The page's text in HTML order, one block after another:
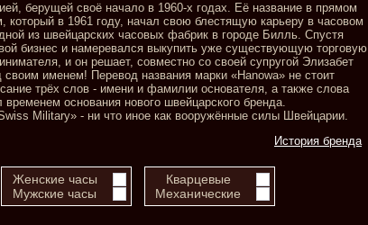
берущей своё начало в 1960-х годах. Её название в прямом
в 1961 году, начал свою блестящую карьеру в часовом
из швейцарских часовых фабрик в городе Билль. Спустя
бизнес и намеревался выкупить уже существующую торговую
и он решает, совместно со своей супругой Элизабет
именем! Перевод названия марки «Hanowa» не стоит
трёх слов - имени и фамилии основателя, а также слова
основания нового швейцарского бренда.
Military» - ни что иное как вооружённые силы Швейцарии.
История бренда
Женские часы
Мужские часы
Кварцевые
Механические